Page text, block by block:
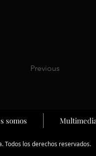
Previous
somos
Todos los derechos reservados.